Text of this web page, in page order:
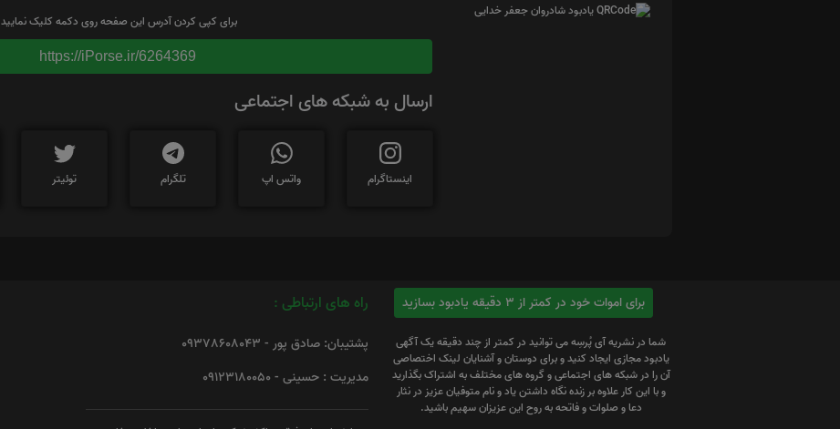
برای کپی کردن آدرس این صفحه روی دکمه کلیک نمایید
https://iPorse.ir/6264369
ارسال به شبکه های اجتماعی
اینستاگرام واتس اپ تلگرام توئیتر
برای اموات خود در کمتر از 3 دقیقه یادبود بسازید
شما در نشریه آی پُرسِه می توانید در کمتر از چند دقیقه یک آگهی
یادبود مجازی ایجاد کنید و برای دوستان و آشنایان لینک اختصاصی
آن را در شبکه های اجتماعی و گروه های مختلف به اشتراک بگذارید
و با این کار علاوه بر زنده نگاه داشتن یاد و نام متوفیان عزیز در نثار
دعا و صلوات و فاتحه به روح این عزیزان سهیم باشید.
راه های ارتباطی :
پشتیبان: صادق پور - 09378608043
مدیریت : حسینی - 09123180050